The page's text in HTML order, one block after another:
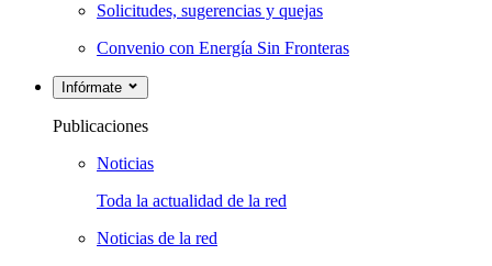
Solicitudes, sugerencias y quejas
Convenio con Energía Sin Fronteras
Infórmate
Publicaciones
Noticias
Toda la actualidad de la red
Noticias de la red